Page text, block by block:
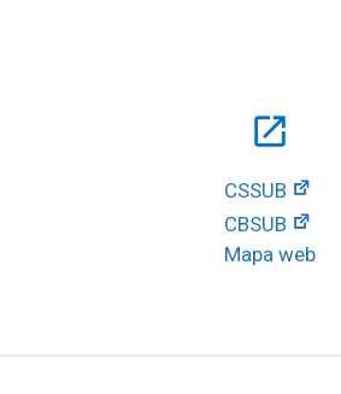
open_in_new
CSSUB
CBSUB
Mapa web